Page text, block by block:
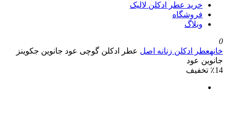
خرید عطر ادکلن لالیک
فروشگاه
وبلاگ
0
خانهعطر ادکلن زنانه اصل عطر ادکلن گوچی عود جانوین جکوینز
جانوین عود
٪14 تخفیف